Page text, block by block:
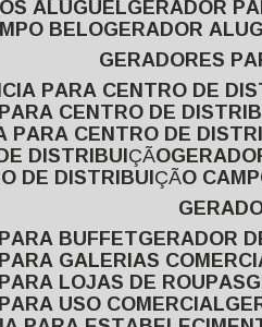
BELO GERADOR
GERADORES
PARA CENTRO DE
CENTRO DE
PARA CENTRO DE
DISTRIBUIÇÃO
DE DISTRIBUIÇÃO
BUFFET GERADOR
GALERIAS
LOJAS DE ROUPAS
USO COMERCIAL